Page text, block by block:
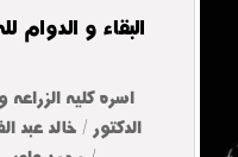
البقاء و الدوام
اسره كليه الزراعه
الدكتور / خالد عبد